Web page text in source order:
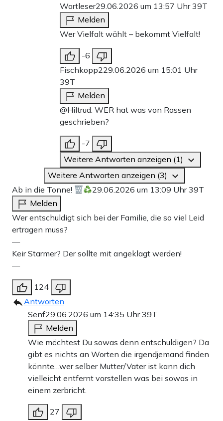
Wortleser29.06.2026 um 13:57 Uhr39T
Melden
Wer Vielfalt wählt – bekommt Vielfalt!
-6
Fischkopp229.06.2026 um 15:01 Uhr
39T
Melden
@Hiltrud: WER hat was von Rassen
geschrieben?
-7
Weitere Antworten anzeigen (1)
Weitere Antworten anzeigen (3)
Ab in die Tonne!
29.06.2026 um 13:09 Uhr39T
Melden
Wer entschuldigt sich bei der Familie, die so viel Leid
ertragen muss?
—
Keir Starmer? Der sollte mit angeklagt werden!
—
124
Antworten
Senf29.06.2026 um 14:35 Uhr39T
Melden
Wie möchtest Du sowas denn entschuldigen? Da
gibt es nichts an Worten die irgendjemand finden
könnte…wer selber Mutter/Vater ist kann dich
vielleicht entfernt vorstellen was bei sowas in
einem zerbricht.
27